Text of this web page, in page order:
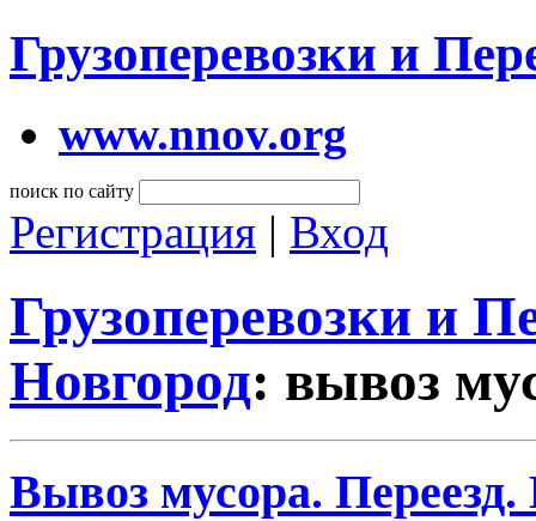
Грузоперевозки и
www.nnov.org
поиск по сайту
Регистрация | Вход
Грузоперевозки и
Новгород: вывоз
Вывоз мусора.